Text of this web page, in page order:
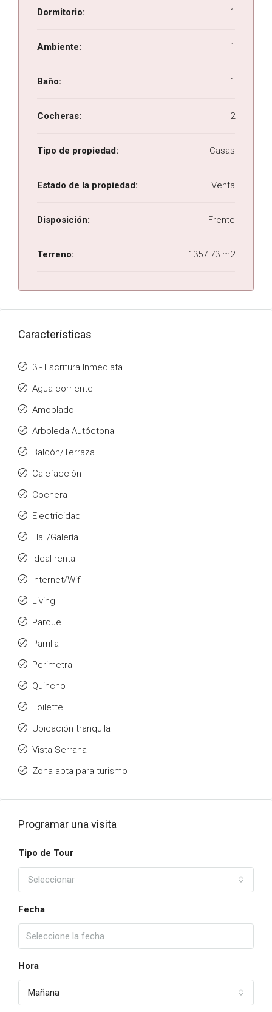
Dormitorio: 1
Ambiente: 1
Baño: 1
Cocheras: 2
Tipo de propiedad: Casas
Estado de la propiedad: Venta
Disposición: Frente
Terreno: 1357.73 m2
Características
3 - Escritura Inmediata
Agua corriente
Amoblado
Arboleda Autóctona
Balcón/Terraza
Calefacción
Cochera
Electricidad
Hall/Galería
Ideal renta
Internet/Wifi
Living
Parque
Parrilla
Perimetral
Quincho
Toilette
Ubicación tranquila
Vista Serrana
Zona apta para turismo
Programar una visita
Tipo de Tour
Seleccionar
Fecha
Hora
Mañana